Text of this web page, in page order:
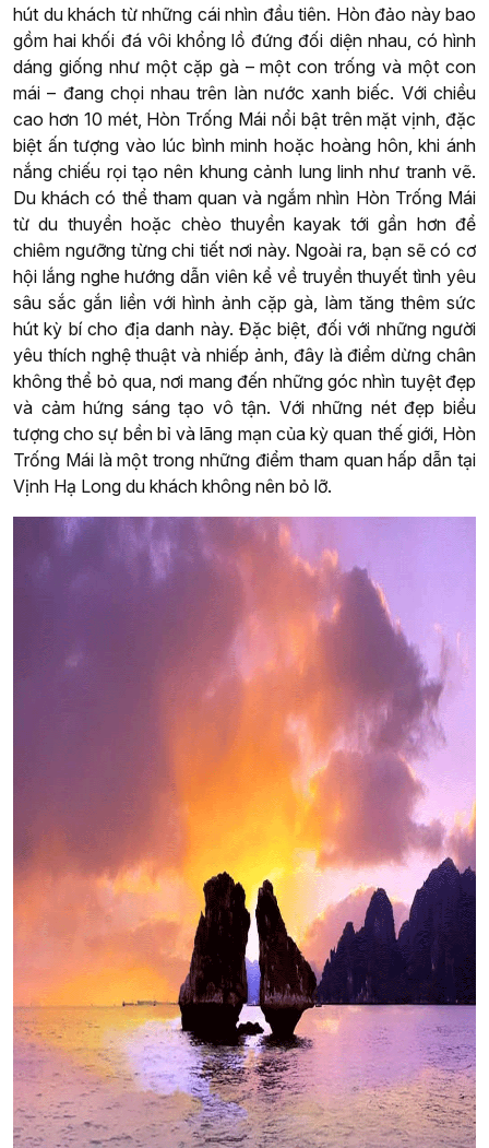
hút du khách từ những cái nhìn đầu tiên. Hòn đảo này bao
gồm hai khối đá vôi khổng lồ đứng đối diện nhau, có hình
dáng giống như một cặp gà – một con trống và một con
mái – đang chọi nhau trên làn nước xanh biếc. Với chiều
cao hơn 10 mét, Hòn Trống Mái nổi bật trên mặt vịnh, đặc
biệt ấn tượng vào lúc bình minh hoặc hoàng hôn, khi ánh
nắng chiếu rọi tạo nên khung cảnh lung linh như tranh vẽ.
Du khách có thể tham quan và ngắm nhìn Hòn Trống Mái
từ du thuyền hoặc chèo thuyền kayak tới gần hơn để
chiêm ngưỡng từng chi tiết nơi này. Ngoài ra, bạn sẽ có cơ
hội lắng nghe hướng dẫn viên kể về truyền thuyết tình yêu
sâu sắc gắn liền với hình ảnh cặp gà, làm tăng thêm sức
hút kỳ bí cho địa danh này. Đặc biệt, đối với những người
yêu thích nghệ thuật và nhiếp ảnh, đây là điểm dừng chân
không thể bỏ qua, nơi mang đến những góc nhìn tuyệt đẹp
và cảm hứng sáng tạo vô tận. Với những nét đẹp biểu
tượng cho sự bền bỉ và lãng mạn của kỳ quan thế giới, Hòn
Trống Mái là một trong những điểm tham quan hấp dẫn tại
Vịnh Hạ Long du khách không nên bỏ lỡ.